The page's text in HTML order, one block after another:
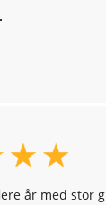
år med stor